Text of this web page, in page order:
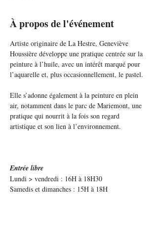
À propos de l'événement
Artiste originaire de La Hestre, Geneviève
Houssière développe une pratique centrée sur la
peinture à l’huile, avec un intérêt marqué pour
l’aquarelle et, plus occasionnellement, le pastel.
Elle s’adonne également à la peinture en plein
air, notamment dans le parc de Mariemont, une
pratique qui nourrit à la fois son regard
artistique et son lien à l’environnement.
Entrée libre
Lundi > vendredi : 16H à 18H30
Samedis et dimanches : 15H à 18H